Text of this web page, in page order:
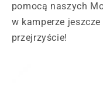
pomocą naszych
w kamperze
przejrzyście!